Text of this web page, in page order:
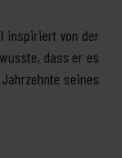
inspiriert von der
dass er es
seines